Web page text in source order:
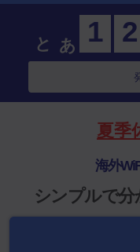
あと 1 2
夏季
海外
シンプルで